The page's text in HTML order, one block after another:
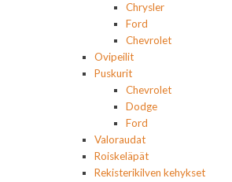
Chrysler
Ford
Chevrolet
Ovipeilit
Puskurit
Chevrolet
Dodge
Ford
Valoraudat
Roiskeläpät
Rekisterikilven kehykset